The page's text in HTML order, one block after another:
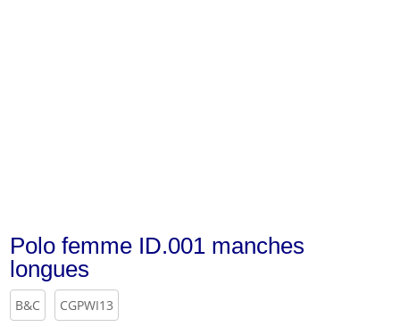
Polo femme ID.001 manches
longues
B&C CGPWI13